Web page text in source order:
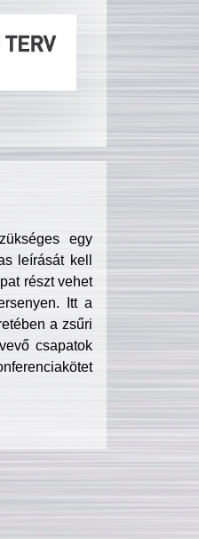
egy
leírását kell
részt vehet
Itt a
a zsűri
csapatok